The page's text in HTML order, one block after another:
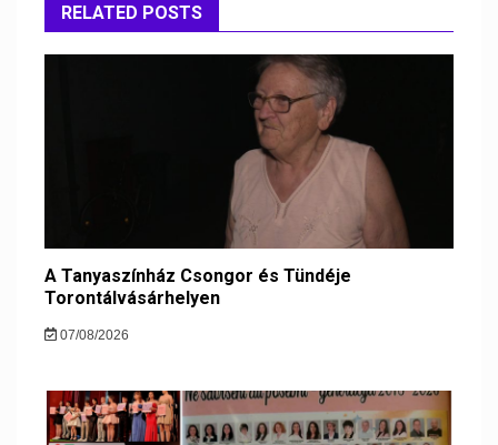
RELATED POSTS
A Tanyaszínház Csongor és Tündéje
Torontálvásárhelyen
07/08/2026